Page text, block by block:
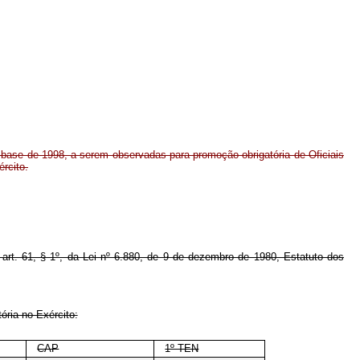
de 1998, a serem observadas para promoção obrigatória de Oficiais
61, § 1º, da Lei nº 6.880, de 9 de dezembro de 1980, Estatuto dos
no Exército:
CAP
1º TEN